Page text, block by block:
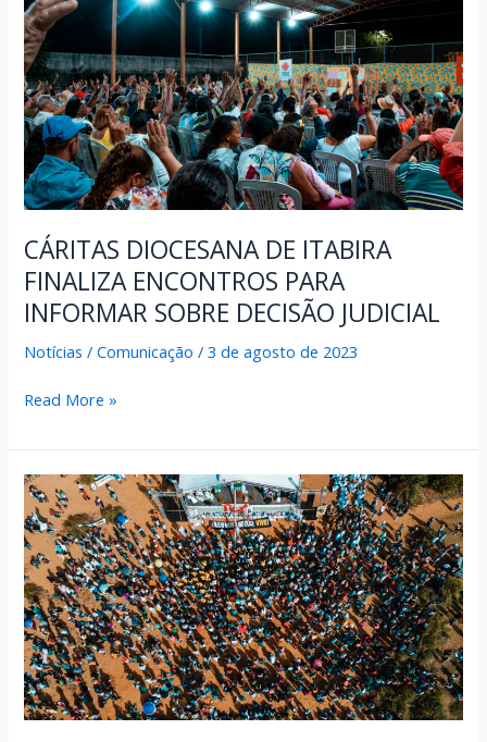
CÁRITAS DIOCESANA DE ITABIRA
FINALIZA ENCONTROS PARA
INFORMAR SOBRE DECISÃO JUDICIAL
Notícias /Comunicação/3 de agosto de 2023
CÁRITAS
DE
ITABIRA
FINALIZA
ENCONTROS
PARA
INFORMAR
SOBRE
DECISÃO
JUDICIAL
Read More »